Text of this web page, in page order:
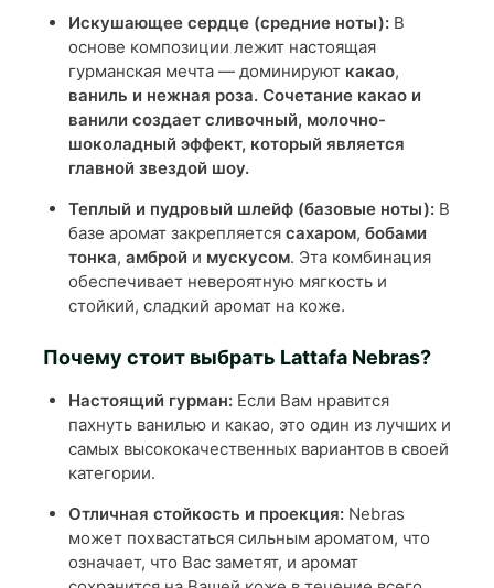
Искушающее сердце (средние ноты):В
основе композиции лежит настоящая
гурманская мечта — доминируют какао,
ваниль и нежная роза. Сочетание какао и
ванили создает сливочный, молочно-
шоколадный эффект, который является
главной звездой шоу.
Теплый и пудровый шлейф (базовые ноты):В
базе аромат закрепляется сахаром, бобами
тонка, амброй и мускусом. Эта комбинация
обеспечивает невероятную мягкость и
стойкий, сладкий аромат на коже.
Почему стоит выбрать Lattafa Nebras?
Настоящий гурман:Если Вам нравится
пахнуть ванилью и какао, это один из лучших и
самых высококачественных вариантов в своей
категории.
Отличная стойкость и проекция:Nebras
может похвастаться сильным ароматом, что
означает, что Вас заметят, и аромат